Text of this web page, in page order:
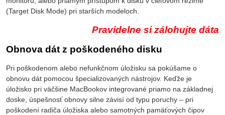
(Target Disk Mode) pri starších modeloch.
Pravidelne si zálohujte dáta
Obnova dát z poškodeného disku
Pri poškodenom alebo nefunkčnom úložisku sa pokúšame o
obnovu dát pomocou špecializovaných nástrojov. Keďže je
úložisko pri väčšine MacBookov integrované priamo na základnej
doske, úspešnosť obnovy silne závisí od typu poruchy – pri
poškodení radiča úložiska alebo samotných pamäťových čipov